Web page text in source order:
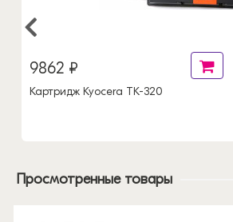
9862 ₽
Картридж Kyocera TK-320
Просмотренные товары